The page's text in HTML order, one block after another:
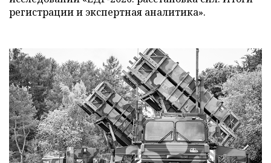
регистрации и экспертная аналитика».